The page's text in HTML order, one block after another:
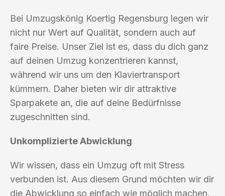
Bei Umzugskönig Koertig Regensburg legen wir
nicht nur Wert auf Qualität, sondern auch auf
faire Preise. Unser Ziel ist es, dass du dich ganz
auf deinen Umzug konzentrieren kannst,
während wir uns um den Klaviertransport
kümmern. Daher bieten wir dir attraktive
Sparpakete an, die auf deine Bedürfnisse
zugeschnitten sind.
Unkomplizierte Abwicklung
Wir wissen, dass ein Umzug oft mit Stress
verbunden ist. Aus diesem Grund möchten wir dir
die Abwicklung so einfach wie möglich machen.